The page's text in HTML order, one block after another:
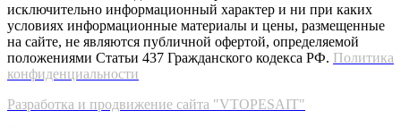
исключительно информационный характер и ни при каких
условиях информационные материалы и цены, размещенные
на сайте, не являются публичной офертой, определяемой
положениями Статьи 437 Гражданского кодекса РФ. Политика
конфиденциальности
Разработка и продвижение сайта "VTOPESAIT"